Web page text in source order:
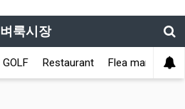
벼룩시장
GOLF Restaurant Flea market